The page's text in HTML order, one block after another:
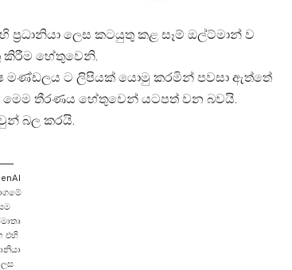
ලෙස කටයුතු කළ සෑම් ඔල්ට්මාන් ව
හේතුවෙනි.
මණ්ඩලය ට ලිපියක් යොමු කරමින් පවසා ඇත්තේ
මෙම තීරණය හේතුවෙන් යටපත් වන බවයි.
බල කරයි.
එහි